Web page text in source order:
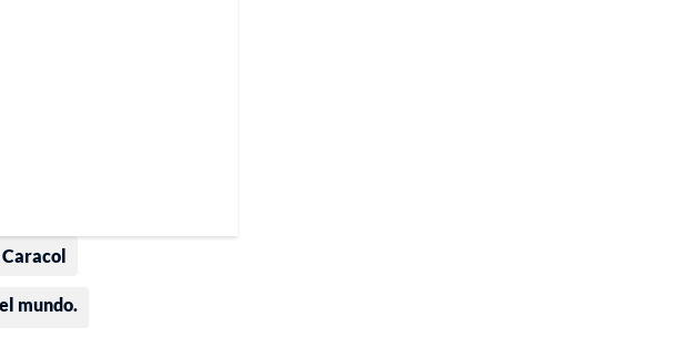
Caracol
mundo.